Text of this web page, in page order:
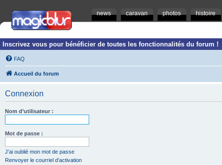
news caravan photos histoire
Inscrivez vous pour bénéficier de toutes les fonctionnalités du forum !
FAQ
Accueil du forum
Connexion
Nom d’utilisateur :
Mot de passe :
J’ai oublié mon mot de passe
Renvoyer le courriel d’activation